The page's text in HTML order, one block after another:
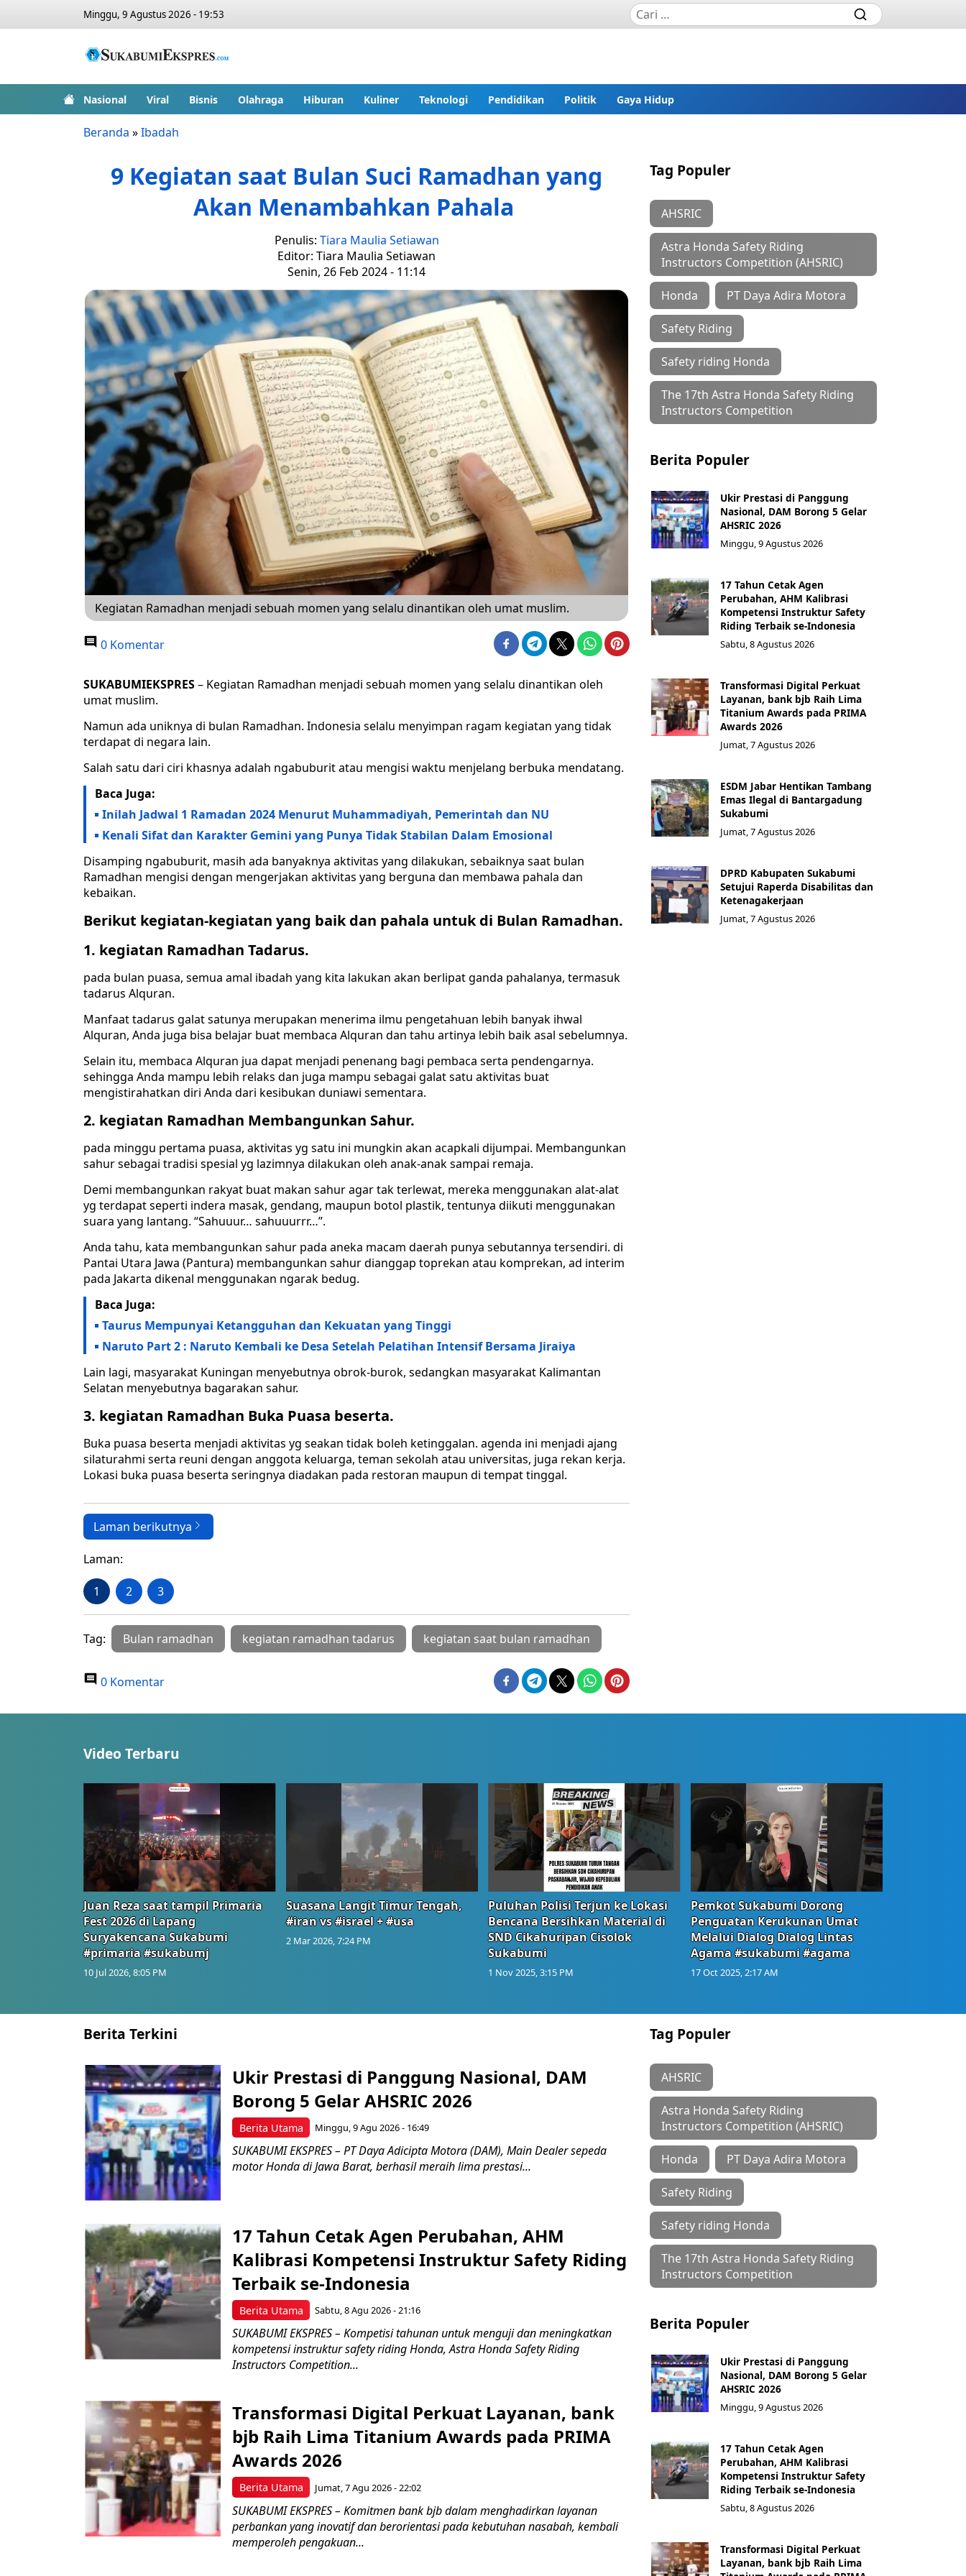
Minggu, 9 Agustus 2026 - 19:53
Nasional Viral Bisnis Olahraga Hiburan Kuliner Teknologi Pendidikan Politik Gaya Hidup
Beranda »Ibadah
9 Kegiatan saat Bulan Suci Ramadhan yang
Akan Menambahkan Pahala
Penulis: Tiara Maulia Setiawan
Editor: Tiara Maulia Setiawan
Senin, 26 Feb 2024 - 11:14
Kegiatan Ramadhan menjadi sebuah momen yang selalu dinantikan oleh umat muslim.
0 Komentar
SUKABUMIEKSPRES– Kegiatan Ramadhan menjadi sebuah momen yang selalu dinantikan oleh
umat muslim.
Namun ada uniknya di bulan Ramadhan. Indonesia selalu menyimpan ragam kegiatan yang tidak
terdapat di negara lain.
Salah satu dari ciri khasnya adalah ngabuburit atau mengisi waktu menjelang berbuka mendatang.
Baca Juga:
Inilah Jadwal 1 Ramadan 2024 Menurut Muhammadiyah, Pemerintah dan NU
Kenali Sifat dan Karakter Gemini yang Punya Tidak Stabilan Dalam Emosional
Disamping ngabuburit, masih ada banyaknya aktivitas yang dilakukan, sebaiknya saat bulan
Ramadhan mengisi dengan mengerjakan aktivitas yang berguna dan membawa pahala dan
kebaikan.
Berikut kegiatan-kegiatan yang baik dan pahala untuk di Bulan Ramadhan.
1. kegiatan Ramadhan Tadarus.
pada bulan puasa, semua amal ibadah yang kita lakukan akan berlipat ganda pahalanya, termasuk
tadarus Alquran.
Manfaat tadarus galat satunya merupakan menerima ilmu pengetahuan lebih banyak ihwal
Alquran, Anda juga bisa belajar buat membaca Alquran dan tahu artinya lebih baik asal sebelumnya.
Selain itu, membaca Alquran jua dapat menjadi penenang bagi pembaca serta pendengarnya.
sehingga Anda mampu lebih relaks dan juga mampu sebagai galat satu aktivitas buat
mengistirahatkan diri Anda dari kesibukan duniawi sementara.
2. kegiatan Ramadhan Membangunkan Sahur.
pada minggu pertama puasa, aktivitas yg satu ini mungkin akan acapkali dijumpai. Membangunkan
sahur sebagai tradisi spesial yg lazimnya dilakukan oleh anak-anak sampai remaja.
Demi membangunkan rakyat buat makan sahur agar tak terlewat, mereka menggunakan alat-alat
yg terdapat seperti indera masak, gendang, maupun botol plastik, tentunya diikuti menggunakan
suara yang lantang. “Sahuuur… sahuuurrr…”.
Anda tahu, kata membangunkan sahur pada aneka macam daerah punya sebutannya tersendiri. di
Pantai Utara Jawa (Pantura) membangunkan sahur dianggap toprekan atau komprekan, ad interim
pada Jakarta dikenal menggunakan ngarak bedug.
Baca Juga:
Taurus Mempunyai Ketangguhan dan Kekuatan yang Tinggi
Naruto Part 2 : Naruto Kembali ke Desa Setelah Pelatihan Intensif Bersama Jiraiya
Lain lagi, masyarakat Kuningan menyebutnya obrok-burok, sedangkan masyarakat Kalimantan
Selatan menyebutnya bagarakan sahur.
3. kegiatan Ramadhan Buka Puasa beserta.
Buka puasa beserta menjadi aktivitas yg seakan tidak boleh ketinggalan. agenda ini menjadi ajang
silaturahmi serta reuni dengan anggota keluarga, teman sekolah atau universitas, juga rekan kerja.
Lokasi buka puasa beserta seringnya diadakan pada restoran maupun di tempat tinggal.
Laman berikutnya
Laman:
1 2 3
Tag: Bulan ramadhan kegiatan ramadhan tadarus kegiatan saat bulan ramadhan
0 Komentar
Tag Populer
AHSRIC
Astra Honda Safety Riding
Instructors Competition (AHSRIC)
Honda PT Daya Adira Motora
Safety Riding
Safety riding Honda
The 17th Astra Honda Safety Riding
Instructors Competition
Berita Populer
Ukir Prestasi di Panggung
Nasional, DAM Borong 5 Gelar
AHSRIC 2026
Minggu, 9 Agustus 2026
17 Tahun Cetak Agen
Perubahan, AHM Kalibrasi
Kompetensi Instruktur Safety
Riding Terbaik se-Indonesia
Sabtu, 8 Agustus 2026
Transformasi Digital Perkuat
Layanan, bank bjb Raih Lima
Titanium Awards pada PRIMA
Awards 2026
Jumat, 7 Agustus 2026
ESDM Jabar Hentikan Tambang
Emas Ilegal di Bantargadung
Sukabumi
Jumat, 7 Agustus 2026
DPRD Kabupaten Sukabumi
Setujui Raperda Disabilitas dan
Ketenagakerjaan
Jumat, 7 Agustus 2026
Video Terbaru
Juan Reza saat tampil Primaria
Fest 2026 di Lapang
Suryakencana Sukabumi
#primaria #sukabumj
10 Jul 2026, 8:05 PM
Suasana Langit Timur Tengah,
#iran vs #israel + #usa
2 Mar 2026, 7:24 PM
Puluhan Polisi Terjun ke Lokasi
Bencana Bersihkan Material di
SND Cikahuripan Cisolok
Sukabumi
1 Nov 2025, 3:15 PM
Pemkot Sukabumi Dorong
Penguatan Kerukunan Umat
Melalui Dialog Dialog Lintas
Agama #sukabumi #agama
17 Oct 2025, 2:17 AM
Berita Terkini
Berita Utama
Ukir Prestasi di Panggung Nasional, DAM
Borong 5 Gelar AHSRIC 2026
Minggu, 9 Agu 2026 - 16:49
SUKABUMI EKSPRES – PT Daya Adicipta Motora (DAM), Main Dealer sepeda
motor Honda di Jawa Barat, berhasil meraih lima prestasi...
Berita Utama
17 Tahun Cetak Agen Perubahan, AHM
Kalibrasi Kompetensi Instruktur Safety Riding
Terbaik se-Indonesia
Sabtu, 8 Agu 2026 - 21:16
SUKABUMI EKSPRES – Kompetisi tahunan untuk menguji dan meningkatkan
kompetensi instruktur safety riding Honda, Astra Honda Safety Riding
Instructors Competition...
Berita Utama
Transformasi Digital Perkuat Layanan, bank
bjb Raih Lima Titanium Awards pada PRIMA
Awards 2026
Jumat, 7 Agu 2026 - 22:02
SUKABUMI EKSPRES – Komitmen bank bjb dalam menghadirkan layanan
perbankan yang inovatif dan berorientasi pada kebutuhan nasabah, kembali
memperoleh pengakuan...
Tag Populer
AHSRIC
Astra Honda Safety Riding
Instructors Competition (AHSRIC)
Honda PT Daya Adira Motora
Safety Riding
Safety riding Honda
The 17th Astra Honda Safety Riding
Instructors Competition
Berita Populer
Ukir Prestasi di Panggung
Nasional, DAM Borong 5 Gelar
AHSRIC 2026
Minggu, 9 Agustus 2026
17 Tahun Cetak Agen
Perubahan, AHM Kalibrasi
Kompetensi Instruktur Safety
Riding Terbaik se-Indonesia
Sabtu, 8 Agustus 2026
Transformasi Digital Perkuat
Layanan, bank bjb Raih Lima